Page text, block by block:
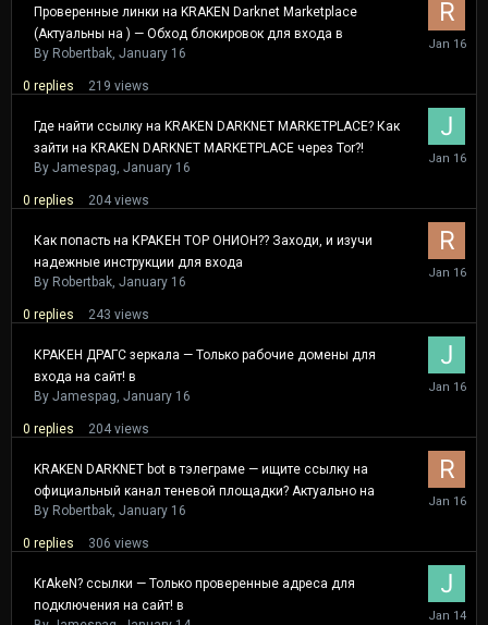
Проверенные линки на KRAKEN Darknet Marketplace
(Актуальны на ) — Обход блокировок для входа в
By Robertbak January 16
0 replies 219 views
January
16
Где найти ссылку на KRAKEN DARKNET MARKETPLACE? Как
зайти на KRAKEN DARKNET MARKETPLACE через Tor?!
By Jamespag January 16
0 replies 204 views
January
16
Как попасть на КРАКЕН ТОР ОНИОН?? Заходи, и изучи
надежные инструкции для входа
By Robertbak January 16
0 replies 243 views
January
16
КРАКЕН ДРАГС зеркала — Только рабочие домены для
входа на сайт! в
By Jamespag January 16
0 replies 204 views
January
16
KRAKEN DARKNET bot в тэлеграме — ищите ссылку на
официальный канал теневой площадки? Актуально на
By Robertbak January 16
0 replies 306 views
January
16
KrAkeN? ссылки — Только проверенные адреса для
подключения на сайт! в
January